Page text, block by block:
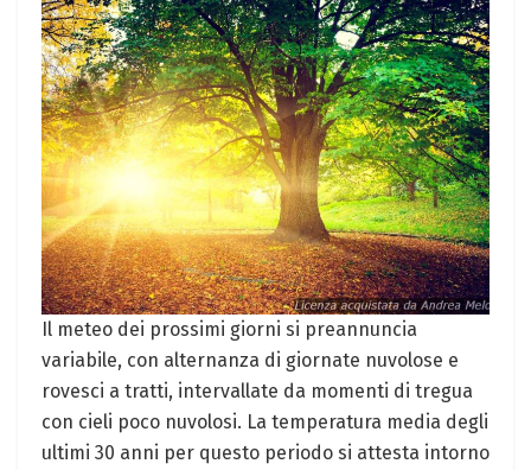
Il meteo dei prossimi ⁢giorni ⁤si ‌preannuncia
variabile, con alternanza di giornate nuvolose e
rovesci a tratti, intervallate da momenti di⁤ tregua
con cieli poco nuvolosi. La temperatura media degli
ultimi 30 anni per questo periodo si attesta intorno